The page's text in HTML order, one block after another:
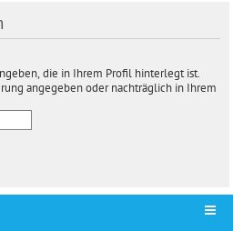
die in Ihrem Profil hinterlegt ist.
angegeben oder nachträglich in Ihrem